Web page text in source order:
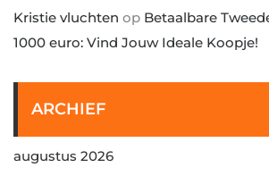
Kristie vluchten op Betaalbare
1000 euro: Vind Jouw Ideale Koopje!
ARCHIEF
augustus 2026